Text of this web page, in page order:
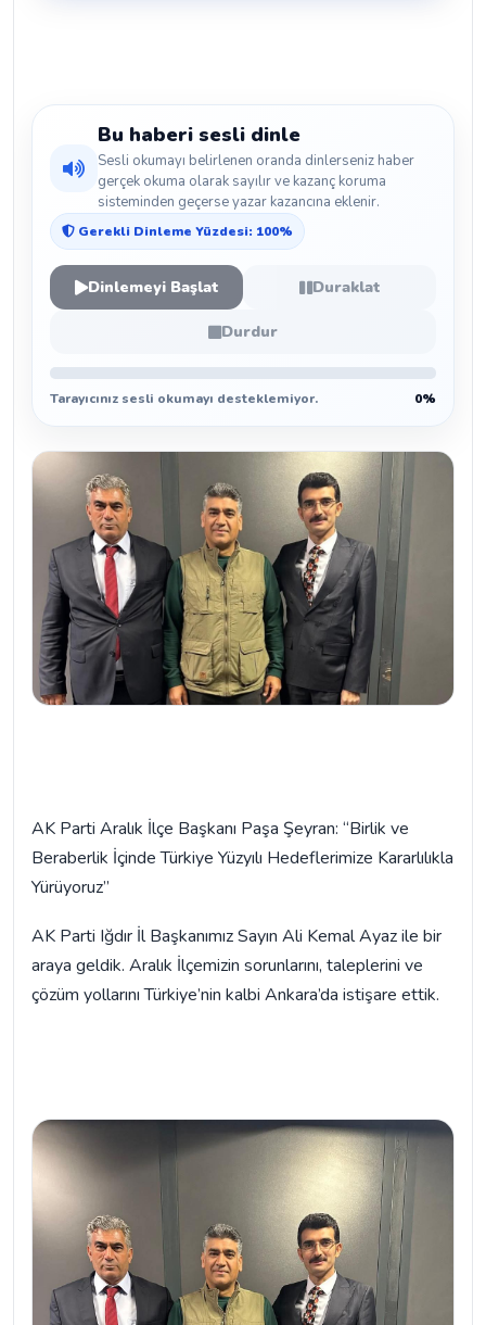
Bu haberi sesli dinle
Sesli okumayı belirlenen oranda dinlerseniz haber
gerçek okuma olarak sayılır ve kazanç koruma
sisteminden geçerse yazar kazancına eklenir.
Gerekli Dinleme Yüzdesi: 100%
Dinlemeyi Başlat Duraklat
Durdur
Tarayıcınız sesli okumayı desteklemiyor. 0%
AK Parti Aralık İlçe Başkanı Paşa Şeyran: “Birlik ve
Beraberlik İçinde Türkiye Yüzyılı Hedeflerimize Kararlılıkla
Yürüyoruz”
AK Parti Iğdır İl Başkanımız Sayın Ali Kemal Ayaz ile bir
araya geldik. Aralık İlçemizin sorunlarını, taleplerini ve
çözüm yollarını Türkiye’nin kalbi Ankara’da istişare ettik.